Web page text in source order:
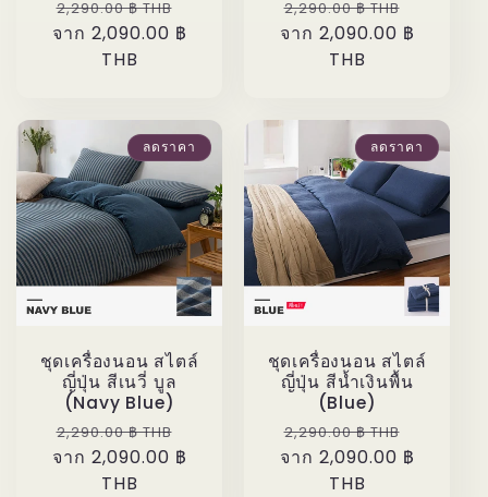
ราคา
ปกติ
2,290.00 ฿ THB
โปรโมชัน
จาก 2,090.00 ฿
THB
ราคา
ปกติ
2,290.00 ฿ THB
โปรโมชั
จาก 2,090.00 ฿
THB
ลดราคา
ชุดเครื่องนอน สไตล์
ญี่ปุ่น สีเนวี่ บูล
(Navy Blue)
ราคา
ปกติ
2,290.00 ฿ THB
โปรโมชัน
จาก 2,090.00 ฿
THB
ลดราคา
ชุดเครื่องนอน สไตล์
ญี่ปุ่น สีน้ำเงินพื้น
(Blue)
ราคา
ปกติ
2,290.00 ฿ THB
โปรโมชั
จาก 2,090.00 ฿
THB